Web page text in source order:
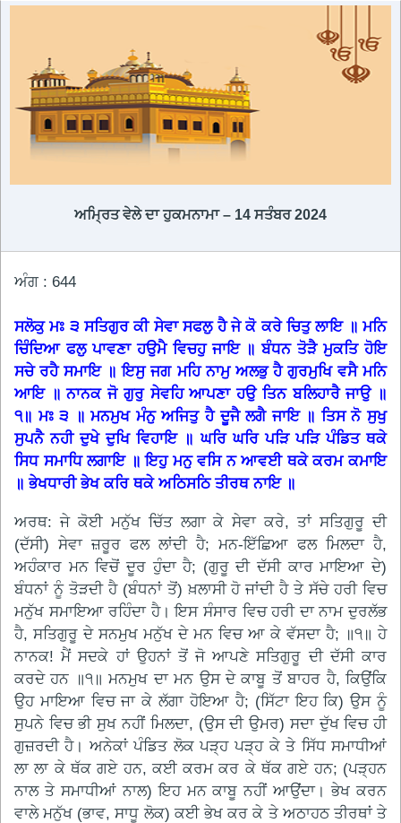
ਅਮ੍ਰਿਤ ਵੇਲੇ ਦਾ ਹੁਕਮਨਾਮਾ – 14 ਸਤੰਬਰ 2024
ਅੰਗ : 644
ਸਲੋਕੁ ਮਃ ੩ ਸਤਿਗੁਰ ਕੀ ਸੇਵਾ ਸਫਲੁ ਹੈ ਜੇ ਕੋ ਕਰੇ ਚਿਤੁ ਲਾਇ ॥ ਮਨਿ
ਚਿੰਦਿਆ ਫਲੁ ਪਾਵਣਾ ਹਉਮੈ ਵਿਚਹੁ ਜਾਇ ॥ ਬੰਧਨ ਤੋੜੈ ਮੁਕਤਿ ਹੋਇ
ਸਚੇ ਰਹੈ ਸਮਾਇ ॥ ਇਸੁ ਜਗ ਮਹਿ ਨਾਮੁ ਅਲਭੁ ਹੈ ਗੁਰਮੁਖਿ ਵਸੈ ਮਨਿ
ਆਇ ॥ ਨਾਨਕ ਜੋ ਗੁਰੁ ਸੇਵਹਿ ਆਪਣਾ ਹਉ ਤਿਨ ਬਲਿਹਾਰੈ ਜਾਉ ॥
੧॥ ਮਃ ੩ ॥ ਮਨਮੁਖ ਮੰਨੁ ਅਜਿਤੁ ਹੈ ਦੂਜੈ ਲਗੈ ਜਾਇ ॥ ਤਿਸ ਨੋ ਸੁਖੁ
ਸੁਪਨੈ ਨਹੀ ਦੁਖੇ ਦੁਖਿ ਵਿਹਾਇ ॥ ਘਰਿ ਘਰਿ ਪੜਿ ਪੜਿ ਪੰਡਿਤ ਥਕੇ
ਸਿਧ ਸਮਾਧਿ ਲਗਾਇ ॥ ਇਹੁ ਮਨੁ ਵਸਿ ਨ ਆਵਈ ਥਕੇ ਕਰਮ ਕਮਾਇ
॥ ਭੇਖਧਾਰੀ ਭੇਖ ਕਰਿ ਥਕੇ ਅਠਿਸਠਿ ਤੀਰਥ ਨਾਇ ॥
ਅਰਥ: ਜੇ ਕੋਈ ਮਨੁੱਖ ਚਿੱਤ ਲਗਾ ਕੇ ਸੇਵਾ ਕਰੇ, ਤਾਂ ਸਤਿਗੁਰੂ ਦੀ
(ਦੱਸੀ) ਸੇਵਾ ਜ਼ਰੂਰ ਫਲ ਲਾਂਦੀ ਹੈ; ਮਨ-ਇੱਛਿਆ ਫਲ ਮਿਲਦਾ ਹੈ,
ਅਹੰਕਾਰ ਮਨ ਵਿਚੋਂ ਦੂਰ ਹੁੰਦਾ ਹੈ; (ਗੁਰੂ ਦੀ ਦੱਸੀ ਕਾਰ ਮਾਇਆ ਦੇ)
ਬੰਧਨਾਂ ਨੂੰ ਤੋੜਦੀ ਹੈ (ਬੰਧਨਾਂ ਤੋਂ) ਖ਼ਲਾਸੀ ਹੋ ਜਾਂਦੀ ਹੈ ਤੇ ਸੱਚੇ ਹਰੀ ਵਿਚ
ਮਨੁੱਖ ਸਮਾਇਆ ਰਹਿੰਦਾ ਹੈ। ਇਸ ਸੰਸਾਰ ਵਿਚ ਹਰੀ ਦਾ ਨਾਮ ਦੁਰਲੱਭ
ਹੈ, ਸਤਿਗੁਰੂ ਦੇ ਸਨਮੁਖ ਮਨੁੱਖ ਦੇ ਮਨ ਵਿਚ ਆ ਕੇ ਵੱਸਦਾ ਹੈ; ॥੧॥ ਹੇ
ਨਾਨਕ! ਮੈਂ ਸਦਕੇ ਹਾਂ ਉਹਨਾਂ ਤੋਂ ਜੋ ਆਪਣੇ ਸਤਿਗੁਰੂ ਦੀ ਦੱਸੀ ਕਾਰ
ਕਰਦੇ ਹਨ ॥੧॥ ਮਨਮੁਖ ਦਾ ਮਨ ਉਸ ਦੇ ਕਾਬੂ ਤੋਂ ਬਾਹਰ ਹੈ, ਕਿਉਂਕਿ
ਉਹ ਮਾਇਆ ਵਿਚ ਜਾ ਕੇ ਲੱਗਾ ਹੋਇਆ ਹੈ; (ਸਿੱਟਾ ਇਹ ਕਿ) ਉਸ ਨੂੰ
ਸੁਪਨੇ ਵਿਚ ਭੀ ਸੁਖ ਨਹੀਂ ਮਿਲਦਾ, (ਉਸ ਦੀ ਉਮਰ) ਸਦਾ ਦੁੱਖ ਵਿਚ ਹੀ
ਗੁਜ਼ਰਦੀ ਹੈ। ਅਨੇਕਾਂ ਪੰਡਿਤ ਲੋਕ ਪੜ੍ਹ ਪੜ੍ਹ ਕੇ ਤੇ ਸਿੱਧ ਸਮਾਧੀਆਂ
ਲਾ ਲਾ ਕੇ ਥੱਕ ਗਏ ਹਨ, ਕਈ ਕਰਮ ਕਰ ਕੇ ਥੱਕ ਗਏ ਹਨ; (ਪੜ੍ਹਨ
ਨਾਲ ਤੇ ਸਮਾਧੀਆਂ ਨਾਲ) ਇਹ ਮਨ ਕਾਬੂ ਨਹੀਂ ਆਉਂਦਾ। ਭੇਖ ਕਰਨ
ਵਾਲੇ ਮਨੁੱਖ (ਭਾਵ, ਸਾਧੂ ਲੋਕ) ਕਈ ਭੇਖ ਕਰ ਕੇ ਤੇ ਅਠਾਹਠ ਤੀਰਥਾਂ ਤੇ